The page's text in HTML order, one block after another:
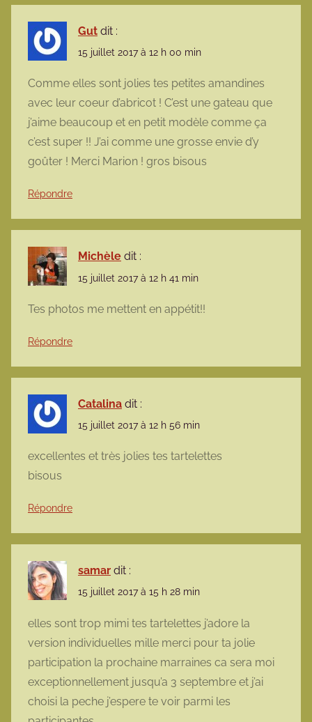
Gut dit :
15 juillet 2017 à 12 h 00 min
Comme elles sont jolies tes petites amandines
avec leur coeur d’abricot ! C’est une gateau que
j’aime beaucoup et en petit modèle comme ça
c’est super !! J’ai comme une grosse envie d’y
goûter ! Merci Marion ! gros bisous
Répondre
Michèle dit :
15 juillet 2017 à 12 h 41 min
Tes photos me mettent en appétit!!
Répondre
Catalina dit :
15 juillet 2017 à 12 h 56 min
excellentes et très jolies tes tartelettes
bisous
Répondre
samar dit :
15 juillet 2017 à 15 h 28 min
elles sont trop mimi tes tartelettes j’adore la
version individuelles mille merci pour ta jolie
participation la prochaine marraines ca sera moi
exceptionnellement jusqu’a 3 septembre et j’ai
choisi la peche j’espere te voir parmi les